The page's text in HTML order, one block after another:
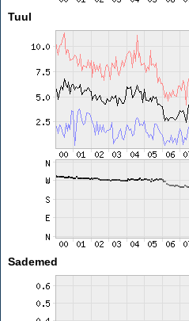
Tuul
Sademed